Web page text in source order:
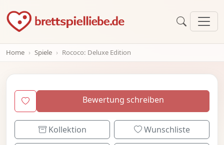
Home Spiele Rococo: Deluxe Edition
Bewertung schreiben
Kollektion Wunschliste